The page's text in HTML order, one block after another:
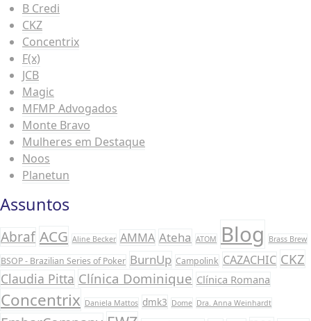
B Credi
CKZ
Concentrix
F(x)
JCB
Magic
MFMP Advogados
Monte Bravo
Mulheres em Destaque
Noos
Planetun
Assuntos
Abraf ACG Aline Becker AMMA Ateha ATOM Blog Brass Brew
BSOP - Brazilian Series of Poker BurnUp Campolink CAZACHIC CKZ
Claudia Pitta Clínica Dominique Clínica Romana
Concentrix Daniela Mattos dmk3 Dome Dra. Anna Weinhardt